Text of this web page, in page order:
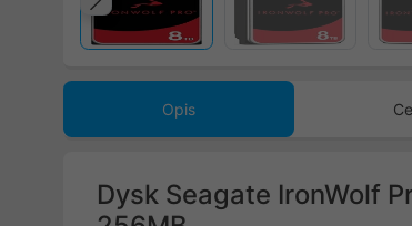
Poprzedni
Opis
Dysk Seagate IronWolf